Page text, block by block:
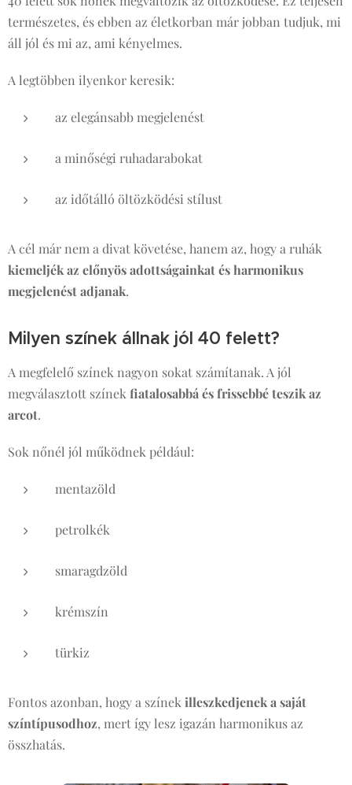
természetes, és ebben az életkorban már jobban tudjuk, mi
áll jól és mi az, ami kényelmes.
A legtöbben ilyenkor keresik:
az elegánsabb megjelenést
a minőségi ruhadarabokat
az időtálló öltözködési stílust
A cél már nem a divat követése, hanem az, hogy a ruhák
kiemeljék az előnyös adottságainkat és harmonikus
megjelenést adjanak.
Milyen színek állnak jól 40 felett?
A megfelelő színek nagyon sokat számítanak. A jól
megválasztott színek fiatalosabbá és frissebbé teszik az
arcot.
Sok nőnél jól működnek például:
mentazöld
petrolkék
smaragdzöld
krémszín
türkiz
Fontos azonban, hogy a színek illeszkedjenek a saját
színtípusodhoz, mert így lesz igazán harmonikus az
összhatás.